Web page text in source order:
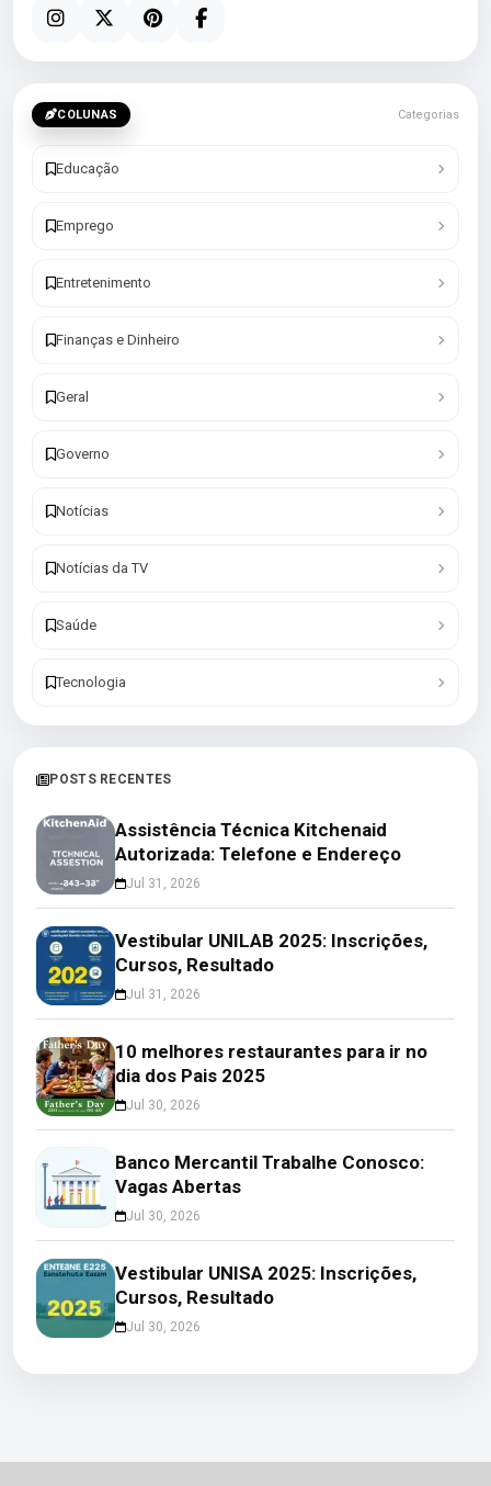
COLUNAS Categorias
Educação
Emprego
Entretenimento
Finanças e Dinheiro
Geral
Governo
Notícias
Notícias da TV
Saúde
Tecnologia
POSTS RECENTES
Assistência Técnica Kitchenaid
Autorizada: Telefone e Endereço
Jul 31, 2026
Vestibular UNILAB 2025: Inscrições,
Cursos, Resultado
Jul 31, 2026
10 melhores restaurantes para ir no
dia dos Pais 2025
Jul 30, 2026
Banco Mercantil Trabalhe Conosco:
Vagas Abertas
Jul 30, 2026
Vestibular UNISA 2025: Inscrições,
Cursos, Resultado
Jul 30, 2026